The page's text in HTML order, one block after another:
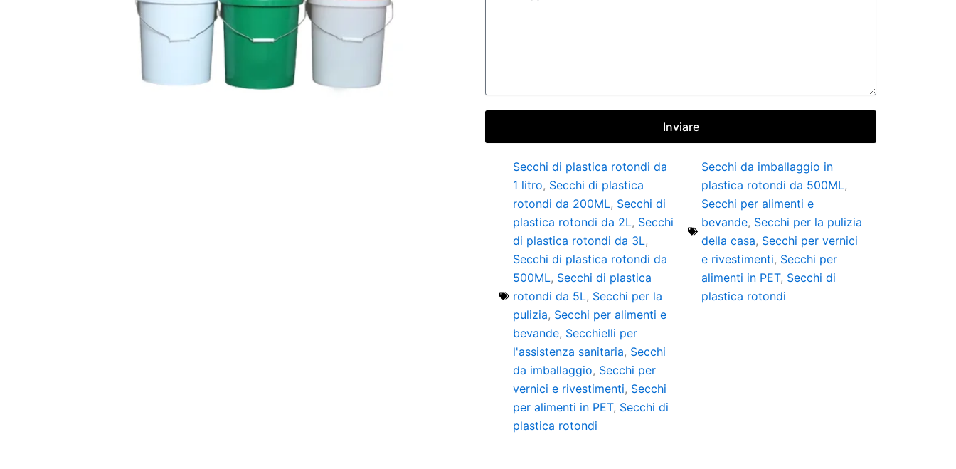
Inviare
Secchi di plastica rotondi da
1 litro, Secchi di plastica
rotondi da 200ML, Secchi di
plastica rotondi da 2L, Secchi
di plastica rotondi da 3L,
Secchi di plastica rotondi da
500ML, Secchi di plastica
rotondi da 5L, Secchi per la
pulizia, Secchi per alimenti e
bevande, Secchielli per
l'assistenza sanitaria, Secchi
da imballaggio, Secchi per
vernici e rivestimenti, Secchi
per alimenti in PET, Secchi di
plastica rotondi
Secchi da imballaggio in
plastica rotondi da 500ML,
Secchi per alimenti e
bevande, Secchi per la pulizia
della casa, Secchi per vernici
e rivestimenti, Secchi per
alimenti in PET, Secchi di
plastica rotondi